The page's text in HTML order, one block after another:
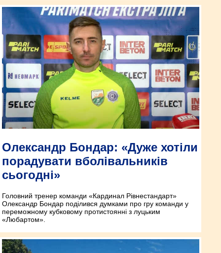
Олександр Бондар: «Дуже хотіли
порадувати вболівальників
сьогодні»
Головний тренер команди «Кардинал Рівнестандарт»
Олександр Бондар поділився думками про гру команди у
переможному кубковому протистоянні з луцьким
«Любартом».